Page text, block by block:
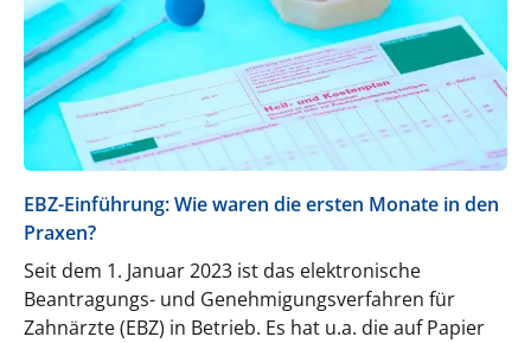
EBZ-Einführung: Wie waren die ersten Monate in den
Praxen?
Seit dem 1. Januar 2023 ist das elektronische
Beantragungs- und Genehmigungsverfahren für
Zahnärzte (EBZ) in Betrieb. Es hat u.a. die auf Papier